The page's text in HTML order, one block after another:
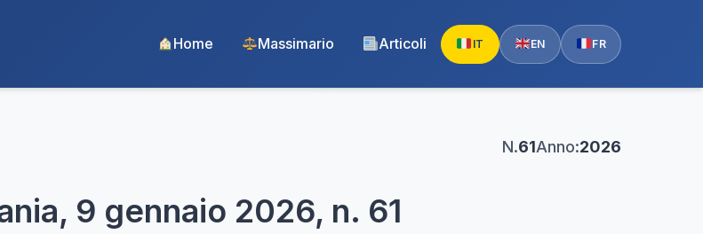
Home Massimario Articoli IT EN FR
N.61Anno:2026
9 gennaio 2026, n. 61